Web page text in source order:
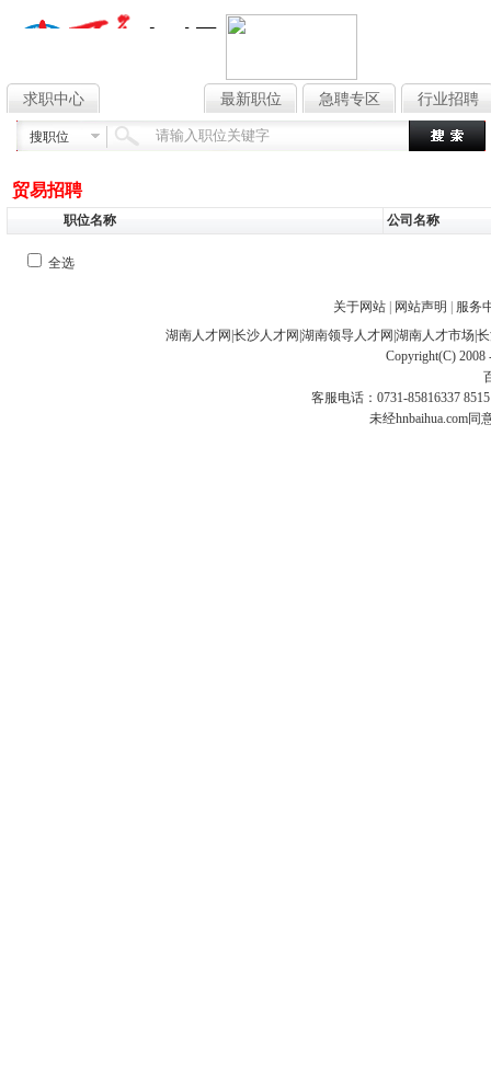
求职中心 最新职位 急聘专区 行业招聘
搜职位
贸易招聘
职位名称 公司名称
全选
关于网站 网站声明
服务
湖南人才网 长沙人才网 湖南领导人才网 湖南人才市场
Copyright(C) 2008
客服电话：0731-85816337
未经hnbaihua.com